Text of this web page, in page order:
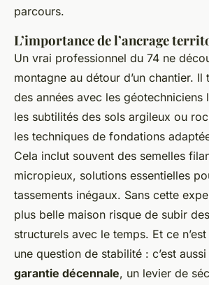
parcours.
L’importance de l’ancrage
Un vrai professionnel du 74 ne
montagne au détour d’un chantier.
des années avec les géotechniciens
les subtilités des sols argileux ou
les techniques de fondations
Cela inclut souvent des semelles
micropieux, solutions essentielles
tassements inégaux. Sans cette
plus belle maison risque de subir
structurels avec le temps. Et ce
une question de stabilité : c’est
garantie décennale, un levier de